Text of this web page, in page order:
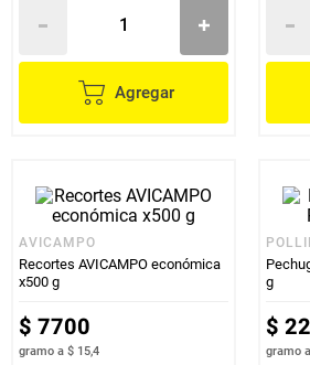
Agregar
AVICAMPO
Recortes AVICAMPO económica
x500 g
$ 7700
gramo a $ 15,4
g
$ 22
gramo a